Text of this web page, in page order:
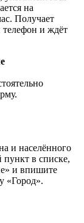
на
Получает
и ждёт
и населённого
в списке,
и впишите
«Город».